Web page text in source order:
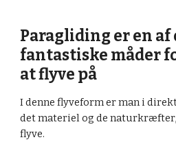
Paragliding er en af
fantastiske måder
at flyve på
I denne flyveform er man i
det materiel og de
flyve.